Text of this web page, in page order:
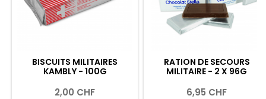
BISCUITS MILITAIRES
KAMBLY - 100G
2,00 CHF
RATION DE SECOURS
MILITAIRE - 2 X 96G
6,95 CHF